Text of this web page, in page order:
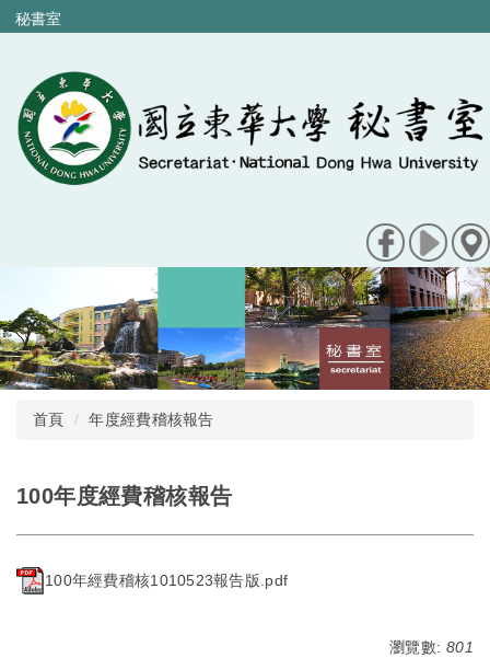
跳
到
內
容
區
秘書室
首頁 年度經費稽核報告
100年度經費稽核報告
100年經費稽核1010523報告版.pdf
瀏覽數: 801